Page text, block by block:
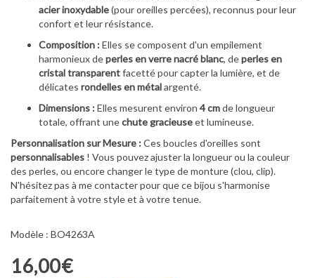
acier inoxydable(pour oreilles percées), reconnus pour leur
confort et leur résistance.
Composition :Elles se composent d'un empilement
harmonieux deperles en verre nacré blanc, deperles en
cristal transparentfacetté pour capter la lumière, et de
délicates rondelles en métalargenté.
Dimensions :Elles mesurent environ 4 cmde longueur
totale, offrant unechute gracieuseet lumineuse.
Personnalisation sur Mesure :Ces boucles d'oreilles sont
personnalisables ! Vous pouvez ajuster la longueur ou la couleur
des perles, ou encore changer le type de monture (clou, clip).
N'hésitez pas à me contacter pour que ce bijou s'harmonise
parfaitement à votre style et à votre tenue.
Modèle : BO4263A
16,00€